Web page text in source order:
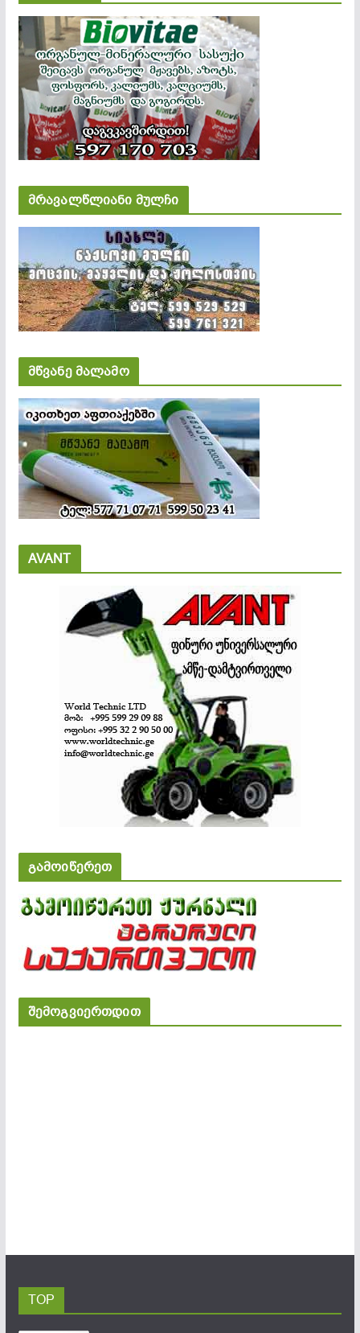
მრავალწლიანი მულჩი
მწვანე მალამო
AVANT
გამოიწერეთ
შემოგვიერთდით
TOP